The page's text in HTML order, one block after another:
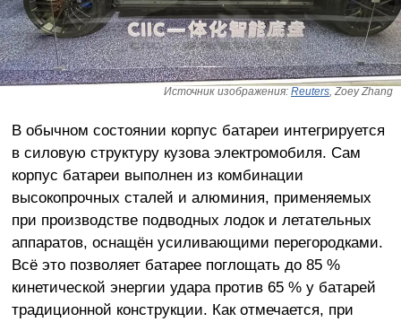
Источник изображения: Reuters, Zoey Zhang
В обычном состоянии корпус батареи интегрируется
в силовую структуру кузова электромобиля. Сам
корпус батареи выполнен из комбинации
высокопрочных сталей и алюминия, применяемых
при производстве подводных лодок и летательных
аппаратов, оснащён усиливающими перегородками.
Всё это позволяет батарее поглощать до 85 %
кинетической энергии удара против 65 % у батарей
традиционной конструкции. Как отмечается, при